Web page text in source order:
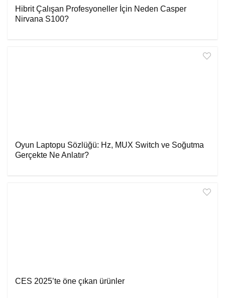
Hibrit Çalışan Profesyoneller İçin Neden Casper
Nirvana S100?
Oyun Laptopu Sözlüğü: Hz, MUX Switch ve Soğutma
Gerçekte Ne Anlatır?
CES 2025’te öne çıkan ürünler